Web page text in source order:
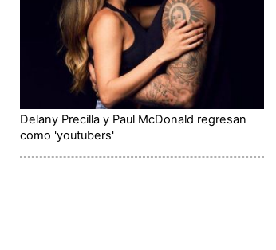
Delany Precilla y Paul McDonald regresan
como 'youtubers'